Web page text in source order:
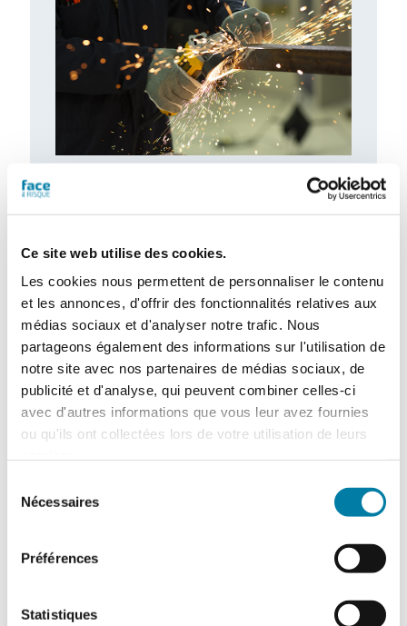
Ce site web utilise des cookies.
Les cookies nous permettent de personnaliser le contenu
et les annonces, d'offrir des fonctionnalités relatives aux
médias sociaux et d'analyser notre trafic. Nous
partageons également des informations sur l'utilisation de
notre site avec nos partenaires de médias sociaux, de
publicité et d'analyse, qui peuvent combiner celles-ci
avec d'autres informations que vous leur avez fournies
ou qu'ils ont collectées lors de votre utilisation de leurs
Nécessaires
Préférences
Statistiques
Le marché des gants de protection est
sur le plan de la fabrication que sur…
L’extinction automatique par sprinkleur à
Dans un contexte marqué par l’émergence